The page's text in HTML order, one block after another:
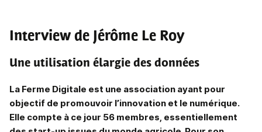
Interview de Jérôme Le Roy
Une utilisation élargie des données
La Ferme Digitale est une association ayant pour
objectif de promouvoir l’innovation et le numérique.
Elle compte à ce jour 56 membres, essentiellement